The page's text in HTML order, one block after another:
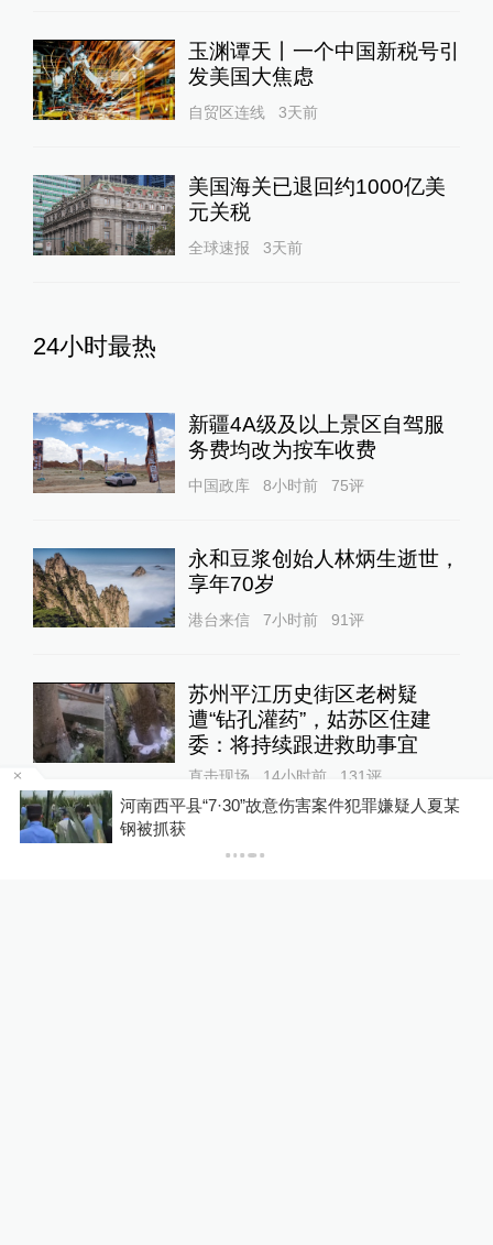
玉渊谭天丨一个中国新税号引
发美国大焦虑
自贸区连线 3天前
美国海关已退回约1000亿美
元关税
全球速报 3天前
24小时最热
新疆4A级及以上景区自驾服
务费均改为按车收费
中国政库 8小时前 75评
永和豆浆创始人林炳生逝世，
享年70岁
港台来信 7小时前 91评
苏州平江历史街区老树疑
遭“钻孔灌药”，姑苏区住建
委：将持续跟进救助事宜
直击现场 14小时前 131评
蔡皋领取国际安徒生奖，“在
河南西平县“7·30”故意伤害案件犯罪嫌疑人夏某
钢被抓获